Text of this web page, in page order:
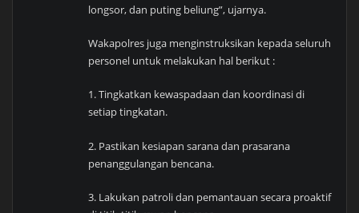
longsor, dan puting beliung”, ujarnya.
Wakapolres juga menginstruksikan kepada seluruh
personel untuk melakukan hal berikut :
1. Tingkatkan kewaspadaan dan koordinasi di
setiap tingkatan.
2. Pastikan kesiapan sarana dan prasarana
penanggulangan bencana.
3. Lakukan patroli dan pemantauan secara proaktif